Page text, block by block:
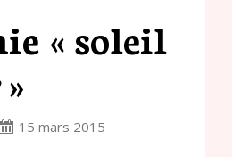
« soleil
15 mars 2015